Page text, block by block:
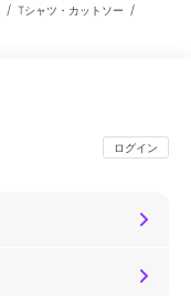
/ Tシャツ・カットソー /
ログイン